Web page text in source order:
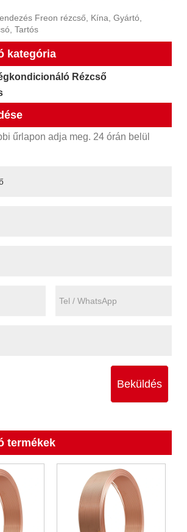
Freon rézcső, Kína, Gyártó,
Tartós
kategória
Rézcső
űrlapon adja meg. 24 órán belül
Beküldés
termékek